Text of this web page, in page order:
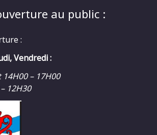
au public :
:
Vendredi :
– 17H00
12H30